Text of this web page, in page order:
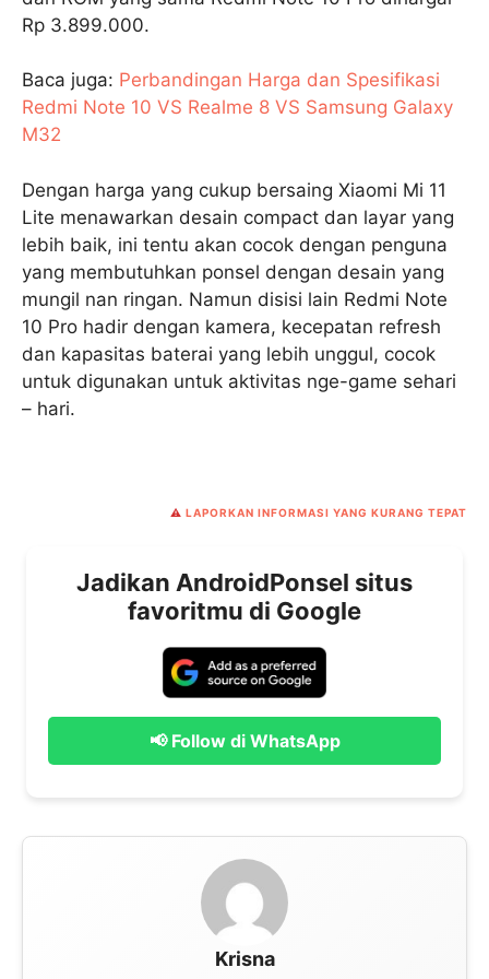
Rp 3.899.000.
Baca juga: Perbandingan Harga dan Spesifikasi
Redmi Note 10 VS Realme 8 VS Samsung Galaxy
M32
Dengan harga yang cukup bersaing Xiaomi Mi 11
Lite menawarkan desain compact dan layar yang
lebih baik, ini tentu akan cocok dengan penguna
yang membutuhkan ponsel dengan desain yang
mungil nan ringan. Namun disisi lain Redmi Note
10 Pro hadir dengan kamera, kecepatan refresh
dan kapasitas baterai yang lebih unggul, cocok
untuk digunakan untuk aktivitas nge-game sehari
– hari.
⚠️ LAPORKAN INFORMASI YANG KURANG TEPAT
Jadikan AndroidPonsel situs
favoritmu di Google
📢 Follow di WhatsApp
Krisna